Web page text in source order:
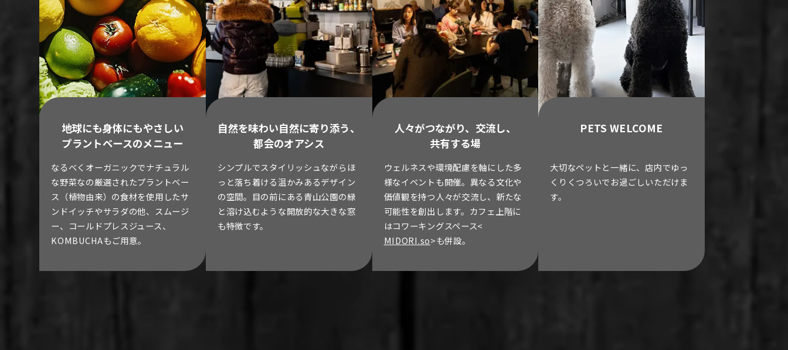
地球にも身体にもやさしい
プラントベースのメニュー
なるべくオーガニックでナチュラル
な野菜なの厳選されたプラントベー
ス（植物由来）の食材を使用したサ
ンドイッチやサラダの他、スムージ
ー、コールドプレスジュース、
KOMBUCHAもご用意。
自然を味わい自然に寄り添う、
都会のオアシス
シンプルでスタイリッシュながらほ
っと落ち着ける温かみあるデザイン
の空間。目の前にある青山公園の緑
と溶け込むような開放的な大きな窓
も特徴です。
人々がつながり、交流し、
共有する場
ウェルネスや環境配慮を軸にした多
様なイベントも開催。異なる文化や
価値観を持つ人々が交流し、新たな
可能性を創出します。カフェ上階に
はコワーキングスペース<
MIDORI.so>も併設。
PETS WELCOME
大切なペットと一緒に、店内でゆっ
くりくつろいでお過ごしいただけま
す。